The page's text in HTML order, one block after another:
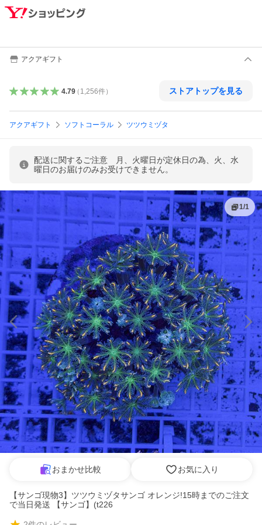
アクアギフト
4.79（ 1,256件） ストアトップを見る
アクアギフト ソフトコーラル ツツウミヅタ
配送に関するご注意 月、火曜日が定休日の為、火、水
曜日のお届けのみお受けできません。
1/1
おまかせ比較 お気に入り
【サンゴ現物3】ツツウミヅタサンゴ オレンジ!15時までのご注文
で当日発送 【サンゴ】(t226